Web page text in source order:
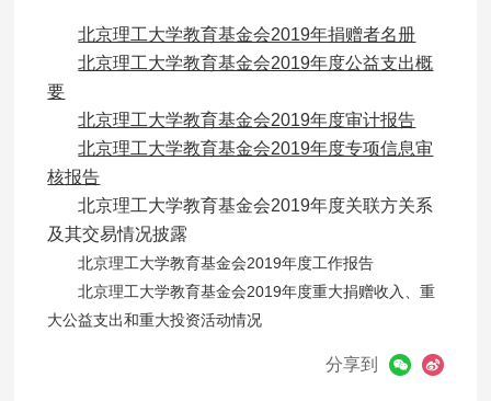
北京理工大学教育基金会2019年捐赠者名册
北京理工大学教育基金会2019年度公益支出概
要
北京理工大学教育基金会2019年度审计报告
北京理工大学教育基金会2019年度专项信息审
核报告
北京理工大学教育基金会2019年度关联方关系
及其交易情况披露
北京理工大学教育基金会2019年度工作报告
北京理工大学教育基金会2019年度重大捐赠收入、重
大公益支出和重大投资活动情况
分享到